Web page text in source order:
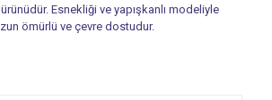
ürünüdür. Esnekliği ve yapışkanlı modeliyle
ömürlü ve çevre dostudur.